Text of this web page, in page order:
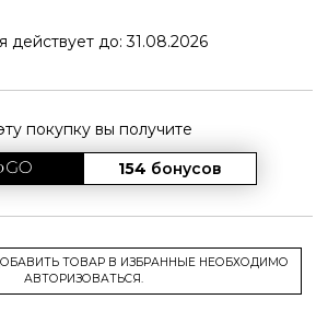
действует до: 31.08.2026
покупку вы получите
154 бонусов
ТОВАР В ИЗБРАННЫЕ НЕОБХОДИМО
АВТОРИЗОВАТЬСЯ.